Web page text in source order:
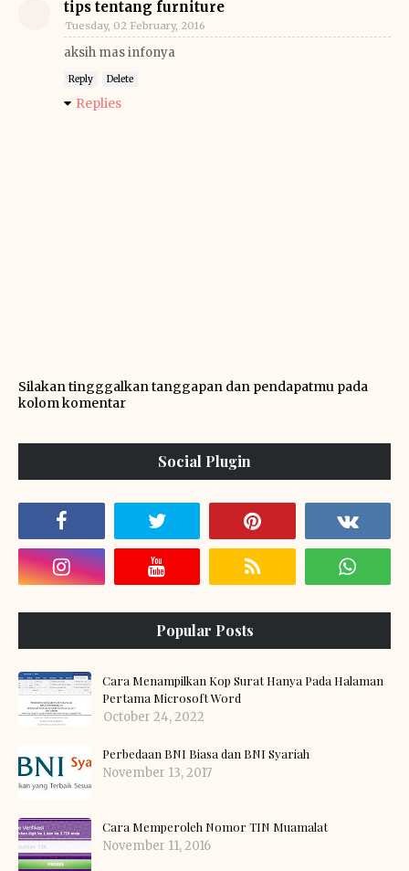
tips tentang furniture
Tuesday, 02 February, 2016
aksih mas infonya
Reply Delete
Replies
Silakan tingggalkan tanggapan dan pendapatmu pada
kolom komentar
Social Plugin
Popular Posts
Cara Menampilkan Kop Surat Hanya Pada Halaman
Pertama Microsoft Word
October 24, 2022
Perbedaan BNI Biasa dan BNI Syariah
November 13, 2017
Cara Memperoleh Nomor TIN Muamalat
November 11, 2016